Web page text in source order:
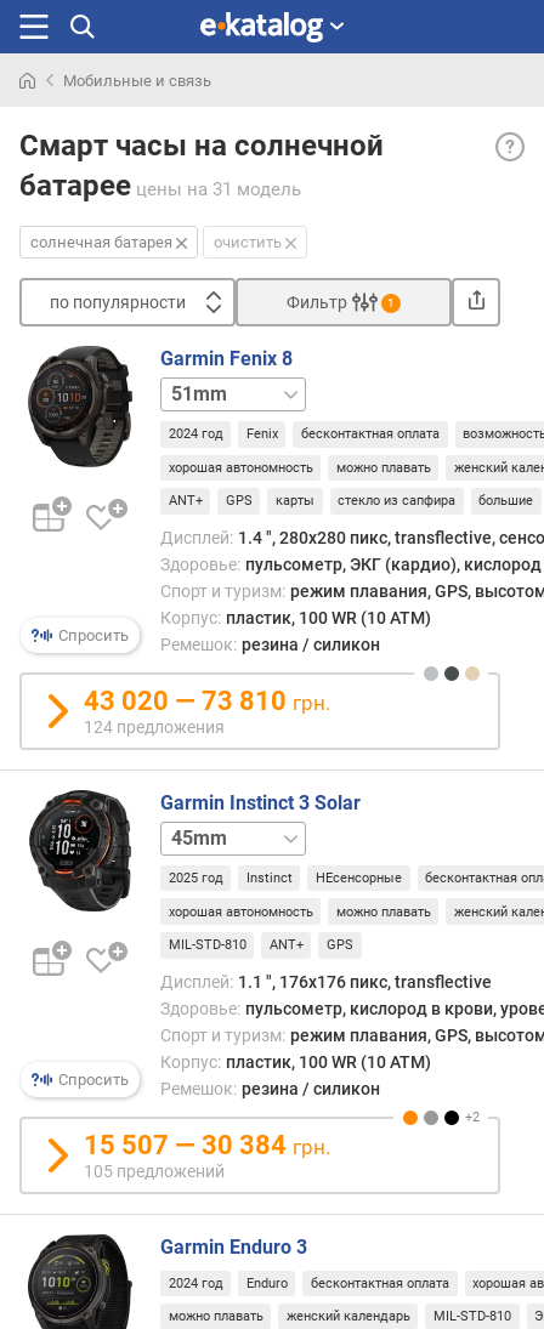
раньше
Мобильные и связь
Смарт часы на солнечной
батарее цены на 31 модель
Под
также
и
не
солнечная батарея очистить
по популярности
п
о
п
о
у
л
о
с
т
и
о
д
е
ш
е
в
х
о
г
и
м
о
т
д
о
р
Фильтр 1
Спросить
Garmin Fenix 8
47mm
2024 год Fenix бесконтактная оплата
хорошая автономность можно плавать женский
ANT+ GPS карты стекло из сапфира большие
Дисплей: 1.4 ", 280x280 пикс, transflective,
Здоровье: пульсометр, ЭКГ (кардио), кислород
Спорт и туризм: режим плавания, GPS,
Корпус: пластик, 100 WR (10 ATM)
Ремешок: резина / силикон
43 020 — 73 810 грн.
124 предложения
Спросить
Garmin Instinct 3 Solar
50mm
2025 год Instinct НЕсенсорные бесконтактная
хорошая автономность можно плавать женский
MIL-STD-810 ANT+ GPS
Дисплей: 1.1 ", 176x176 пикс, transflective
Здоровье: пульсометр, кислород в крови,
Спорт и туризм: режим плавания, GPS,
Корпус: пластик, 100 WR (10 ATM)
Ремешок: резина / силикон
15 507 — 30 384 грн.
105 предложений
Garmin Enduro 3
2024 год Enduro бесконтактная оплата хорошая
можно плавать женский календарь MIL-STD-810